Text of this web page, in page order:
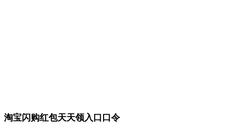
淘宝闪购红包天天领入口口令